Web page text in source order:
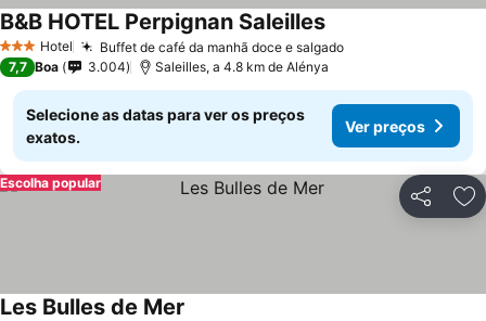
3 EstrelasHotel Buffet de café da manhã doce e salgado
B&B HOTEL Perpignan Saleilles
7,7 Boa 3.004 Saleilles, a 4.8 km de Alénya
Selecione as datas para ver os preços
exatos.
Ver preços
Partilhar
Escolha popular
Les Bulles de Mer